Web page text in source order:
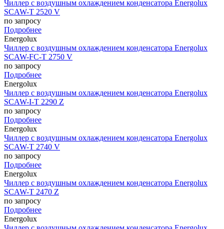
Чиллер с воздушным охлаждением конденсатора Energolux
SCAW-T 2520 V
по запросу
Подробнее
Energolux
Чиллер с воздушным охлаждением конденсатора Energolux
SCAW-FC-T 2750 V
по запросу
Подробнее
Energolux
Чиллер с воздушным охлаждением конденсатора Energolux
SCAW-I-T 2290 Z
по запросу
Подробнее
Energolux
Чиллер с воздушным охлаждением конденсатора Energolux
SCAW-T 2740 V
по запросу
Подробнее
Energolux
Чиллер с воздушным охлаждением конденсатора Energolux
SCAW-T 2470 Z
по запросу
Подробнее
Energolux